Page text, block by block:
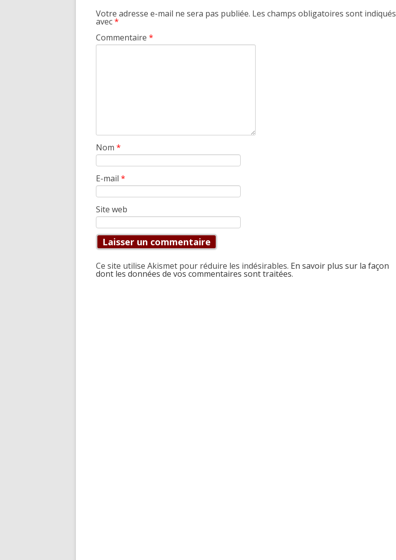
Votre adresse e-mail ne sera pas publiée. Les champs obligatoires sont indiqués
avec*
Commentaire *
Nom *
E-mail *
Site web
Ce site utilise Akismet pour réduire les indésirables. En savoir plus sur la façon
dont les données de vos commentaires sont traitées.